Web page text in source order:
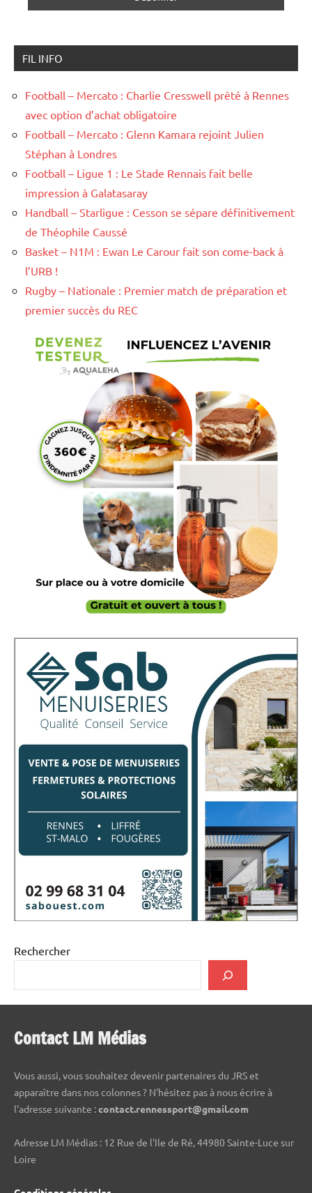
FIL INFO
Football – Mercato : Charlie Cresswell prêté à Rennes
avec option d’achat obligatoire
Football – Mercato : Glenn Kamara rejoint Julien
Stéphan à Londres
Football – Ligue 1 : Le Stade Rennais fait belle
impression à Galatasaray
Handball – Starligue : Cesson se sépare définitivement
de Théophile Caussé
Basket – N1M : Ewan Le Carour fait son come-back à
l’URB !
Rugby – Nationale : Premier match de préparation et
premier succès du REC
Rechercher
Contact LM Médias
Vous aussi, vous souhaitez devenir partenaires du JRS et
apparaître dans nos colonnes ? N'hésitez pas à nous écrire à
l'adresse suivante :contact.rennessport@gmail.com
Adresse LM Médias : 12 Rue de l'Ile de Ré, 44980 Sainte-Luce sur
Loire